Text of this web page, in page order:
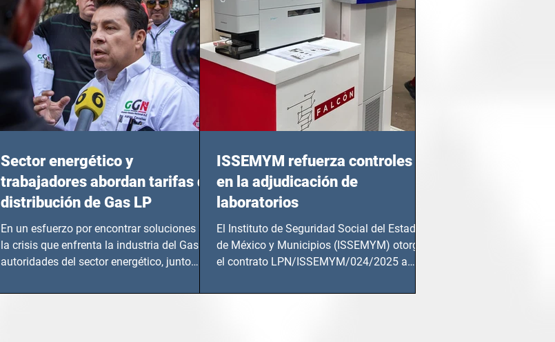
Sector energético y
trabajadores abordan tarifas de
distribución de Gas LP
En un esfuerzo por encontrar soluciones a
la crisis que enfrenta la industria del Gas LP,
autoridades del sector energético, junto
ISSEMYM refuerza controles
en la adjudicación de
laboratorios
El Instituto de Seguridad Social del Estado
de México y Municipios (ISSEMYM) otorgó
el contrato LPN/ISSEMYM/024/2025 a